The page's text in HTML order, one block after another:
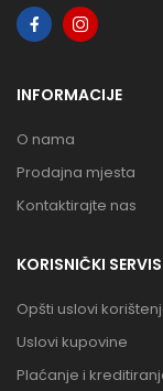
INFORMACIJE
O nama
Prodajna mjesta
Kontaktirajte nas
KORISNIČKI SERVIS
Opšti uslovi
Uslovi kupovine
Plaćanje i